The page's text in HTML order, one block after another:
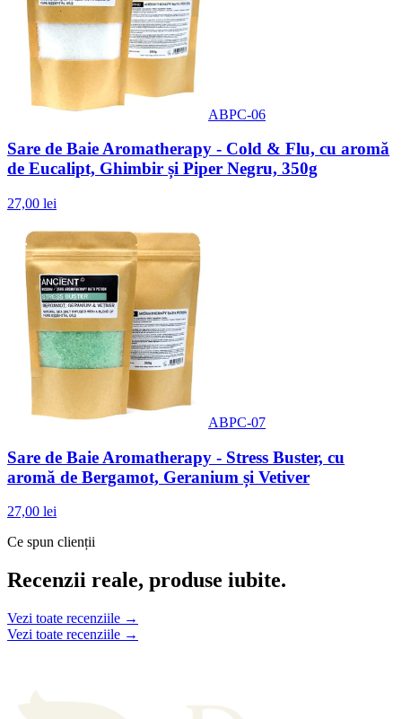
ABPC-06
Sare de Baie Aromatherapy - Cold & Flu, cu aromă
de Eucalipt, Ghimbir și Piper Negru, 350g
27,00 lei
ABPC-07
Sare de Baie Aromatherapy - Stress Buster, cu
aromă de Bergamot, Geranium și Vetiver
27,00 lei
Ce spun clienții
Recenzii reale, produse iubite.
Vezi toate recenziile →
Vezi toate recenziile →